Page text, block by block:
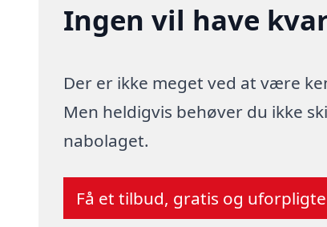
Ingen vil have
Der er ikke meget ved at være
Men heldigvis behøver du ikke
nabolaget.
Få et tilbud, gratis og